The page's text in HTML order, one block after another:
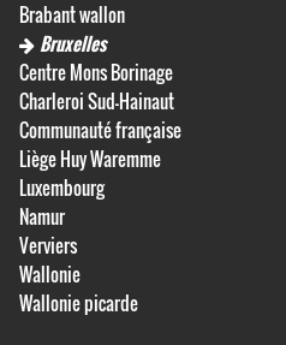
Brabant wallon
Bruxelles
Centre Mons Borinage
Charleroi Sud-Hainaut
Communauté française
Liège Huy Waremme
Luxembourg
Namur
Verviers
Wallonie
Wallonie picarde